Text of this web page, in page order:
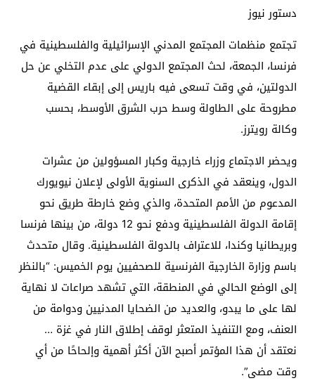
دستور نيوز
تجتمع منظمات المجتمع المدني الإسرائيلية والفلسطينية في
فرنسا، الجمعة، لحث المجتمع الدولي على عدم التخلي عن حل
الدولتين، في وقت تسعى فيه باريس إلى إبقاء القضية
مطروحة على الطاولة وسط حرب الشرق الأوسط، بحسب
وكالة رويترز.
ويحضر الاجتماع وزراء خارجية وكبار المسؤولين من عشرات
الدول، وينعقد في الذكرى السنوية الأولى لإعلان نيويورك
المدعوم من الأمم المتحدة، والذي وضع خارطة طريق نحو
إقامة الدولة الفلسطينية ودفع نحو 12 دولة، من بينها فرنسا
وبريطانيا وكندا، للاعتراف بالدولة الفلسطينية. وقال متحدث
باسم وزارة الخارجية الفرنسية للصحفيين يوم الخميس: “بالنظر
إلى الوضع الحالي في المنطقة، التي تشهد صراعات لا نهاية
لها على ما يبدو، والعديد من الضحايا المدنيين ودوامة من
العنف، ومع التنفيذ المتعثر لوقف إطلاق النار في غزة …
نعتقد أن هذا المؤتمر أصبح الآن أكثر أهمية وإلحاحًا من أي
وقت مضى”.